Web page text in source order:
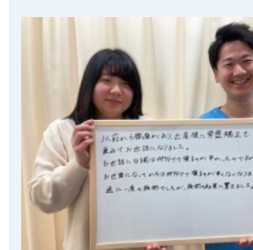
Ｑ、以前のお体はどのような状態でし
Ａ、腰痛や肩こりなど、常に痛みや疲